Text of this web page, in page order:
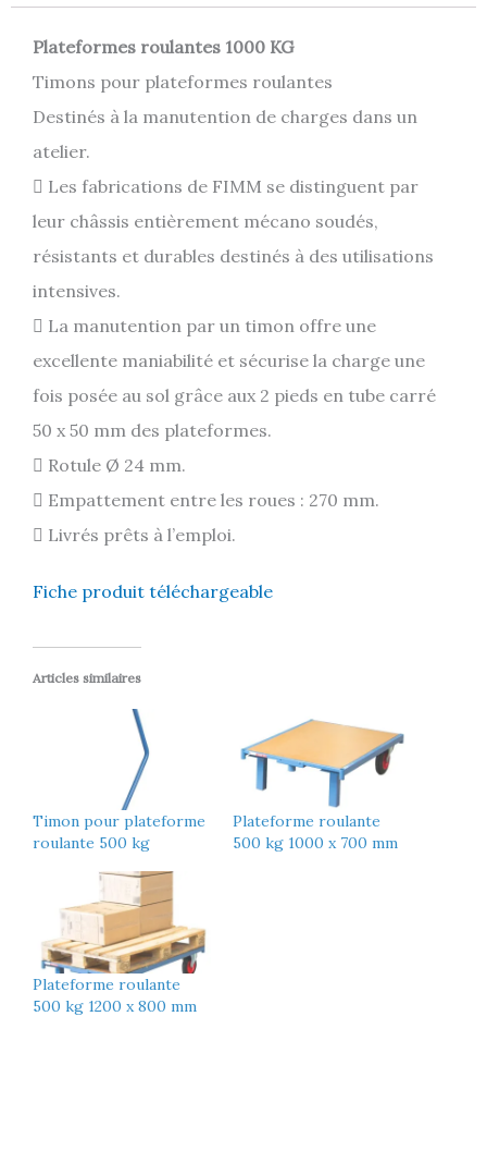
Plateformes roulantes 1000 KG
Timons pour plateformes roulantes
Destinés à la manutention de charges dans un
atelier.
 Les fabrications de FIMM se distinguent par
leur châssis entièrement mécano soudés,
résistants et durables destinés à des utilisations
intensives.
 La manutention par un timon offre une
excellente maniabilité et sécurise la charge une
fois posée au sol grâce aux 2 pieds en tube carré
50 x 50 mm des plateformes.
 Rotule Ø 24 mm.
 Empattement entre les roues : 270 mm.
 Livrés prêts à l’emploi.
Fiche produit téléchargeable
Articles similaires
Timon pour plateforme
roulante 500 kg
Plateforme roulante
500 kg 1000 x 700 mm
Plateforme roulante
500 kg 1200 x 800 mm